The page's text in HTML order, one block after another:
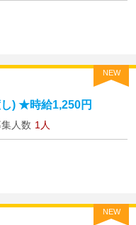
NEW
) ★時給1,250円
人数 1人
NEW